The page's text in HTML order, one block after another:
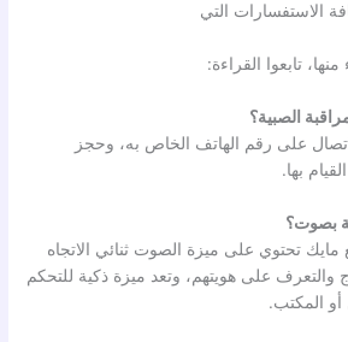
الاستفسارات التي
تابعوا القراءة:
الصبية؟
الاتصال على رقم الهاتف الخاص به، وحجز
بها.
بصوت؟
مايك تحتوي على ميزة الصوت ثنائي الاتجاه
والتعرف على هويتهم، وتعد ميزة ذكية للتحكم
أو المكتب.